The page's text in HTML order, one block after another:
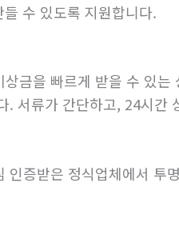
수 있도록 지원합니다.
금을 빠르게 받을 수 있
. 서류가 간단하고, 24시
인증받은 정식업체에서